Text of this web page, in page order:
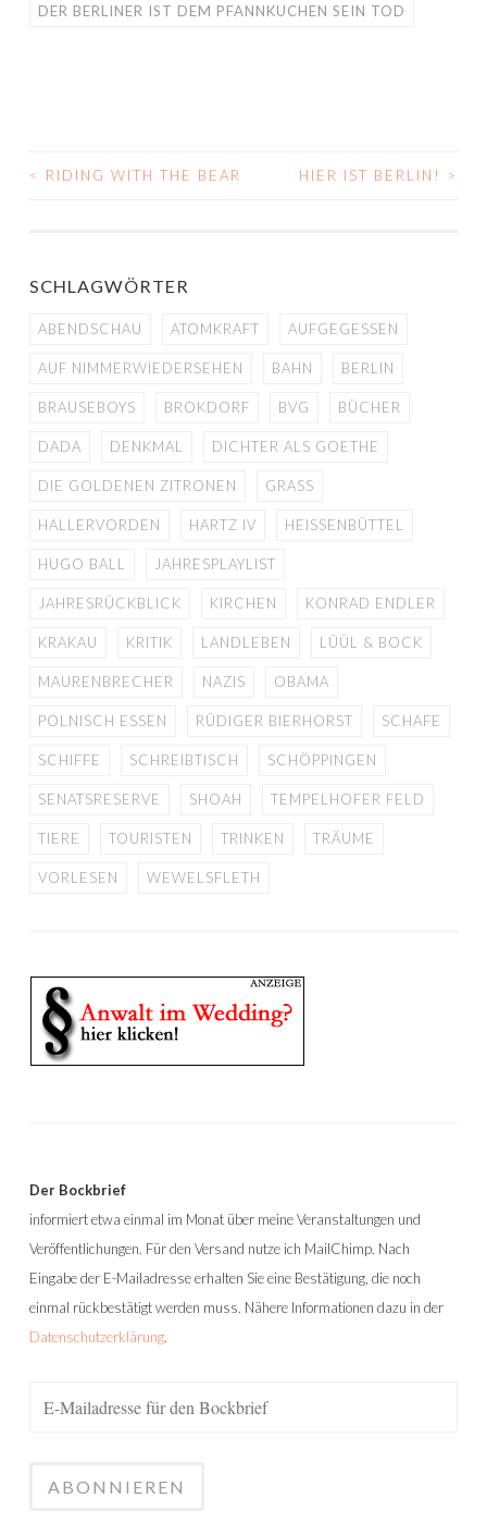
DER BERLINER IST DEM PFANNKUCHEN SEIN TOD
BEITRAGS-
< RIDING WITH THE BEAR HIER IST BERLIN! >
SCHLAGWÖRTER
ABENDSCHAU ATOMKRAFT AUFGEGESSEN
AUF NIMMERWIEDERSEHEN BAHN BERLIN
BRAUSEBOYS BROKDORF BVG BÜCHER
DADA DENKMAL DICHTER ALS GOETHE
DIE GOLDENEN ZITRONEN GRASS
HALLERVORDEN HARTZ IV HEISSENBÜTTEL
HUGO BALL JAHRESPLAYLIST
JAHRESRÜCKBLICK KIRCHEN KONRAD ENDLER
KRAKAU KRITIK LANDLEBEN LÜÜL & BOCK
MAURENBRECHER NAZIS OBAMA
POLNISCH ESSEN RÜDIGER BIERHORST SCHAFE
SCHIFFE SCHREIBTISCH SCHÖPPINGEN
SENATSRESERVE SHOAH TEMPELHOFER FELD
TIERE TOURISTEN TRINKEN TRÄUME
VORLESEN WEWELSFLETH
Der Bockbrief
informiert etwa einmal im Monat über meine Veranstaltungen und
Veröffentlichungen. Für den Versand nutze ich MailChimp. Nach
Eingabe der E-Mailadresse erhalten Sie eine Bestätigung, die noch
einmal rückbestätigt werden muss. Nähere Informationen dazu in der
Datenschutzerklärung.